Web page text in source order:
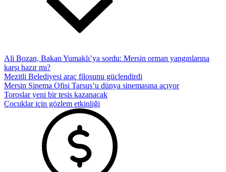
Ali Bozan, Bakan Yumaklı’ya sordu: Mersin orman yangınlarına
karşı hazır mı?
Mezitli Belediyesi araç filosunu güçlendirdi
Mersin Sinema Ofisi Tarsus’u dünya sinemasına açıyor
Toroslar yeni bir tesis kazanacak
Çocuklar için gözlem etkinliği